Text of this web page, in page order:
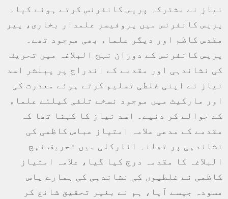
نیاز نے مشترکہ پریس کانفرنس کرتے ہوئے کیا۔
پریس کانفرنس میں پروفیسر علمدار بخاری، پیر
مقدس کاظم اور دیگر علماء بھی موجود تھے۔
پریس کانفرنس کے دوران نہج البلاغہ میں تحریف
کی نشاندہی اور مقدمے کے اندراج پر پبلشر اسد
نیاز نے اپنی غلطی تسلیم کرتے ہوئے معذرت کی
اور مارکیٹ میں موجود نسخے تلفی کیلئے علماء
کے حوالے کر دئیے۔ اسد نیاز کا کہنا تھا کہ
مقدمے کے مدعی علامہ امتیاز عباس کاظمی کی
نشاندہی پر تھانہ انارکلی میں تحریف نہج
البلاغہ کا مقدمہ درج کیا گیا، علامہ امتیاز
کاظمی نے غلطیوں کی نشاندہی کی ہمارے پاس
مسودہ جیسے آیا، ہم نے بغیر تحقیق شائع کر